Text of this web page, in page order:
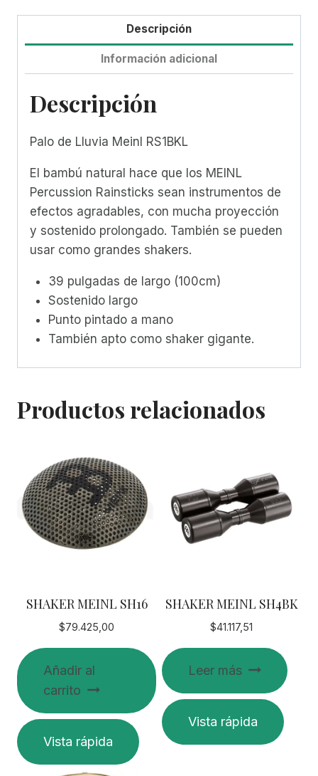
Descripción
Información adicional
Descripción
Palo de Lluvia Meinl RS1BKL
El bambú natural hace que los MEINL
Percussion Rainsticks sean instrumentos de
efectos agradables, con mucha proyección
y sostenido prolongado. También se pueden
usar como grandes shakers.
39 pulgadas de largo (100cm)
Sostenido largo
Punto pintado a mano
También apto como shaker gigante.
Productos relacionados
SHAKER MEINL SH16
$79.425,00
Añadir al
carrito
Vista rápida
SHAKER MEINL SH4BK
$41.117,51
Leer más
Vista rápida